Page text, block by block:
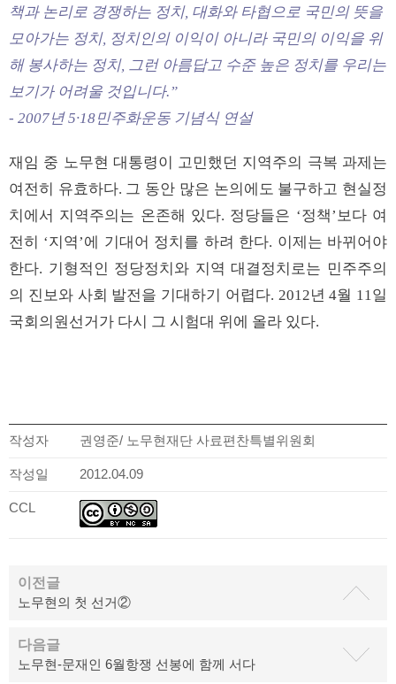
책과 논리로 경쟁하는 정치, 대화와 타협으로 국민의 뜻을
모아가는 정치, 정치인의 이익이 아니라 국민의 이익을 위
해 봉사하는 정치, 그런 아름답고 수준 높은 정치를 우리는
보기가 어려울 것입니다.”
- 2007년 5·18민주화운동 기념식 연설
재임 중 노무현 대통령이 고민했던 지역주의 극복 과제는
여전히 유효하다. 그 동안 많은 논의에도 불구하고 현실정
치에서 지역주의는 온존해 있다. 정당들은 ‘정책’보다 여
전히 ‘지역’에 기대어 정치를 하려 한다. 이제는 바뀌어야
한다. 기형적인 정당정치와 지역 대결정치로는 민주주의
의 진보와 사회 발전을 기대하기 어렵다. 2012년 4월 11일
국회의원선거가 다시 그 시험대 위에 올라 있다.
작성자 권영준/ 노무현재단 사료편찬특별위원회
작성일 2012.04.09
CCL
이전글
노무현의 첫 선거②
다음글
노무현-문재인 6월항쟁 선봉에 함께 서다